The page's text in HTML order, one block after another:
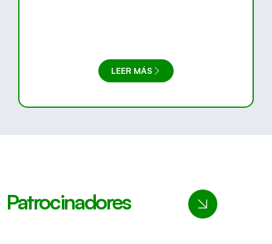
LEER MÁS
Patrocinadores